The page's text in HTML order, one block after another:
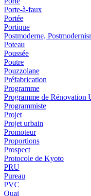
Porte-à-faux
Portée
Portique
Postmoderne,
Poteau
Poussée
Poutre
Pouzzolane
Préfabrication
Programme
Programme de Rénovation
Programmiste
Projet
Projet urbain
Promoteur
Proportions
Prospect
Protocole de Kyoto
PRU
Pureau
PVC
Quai